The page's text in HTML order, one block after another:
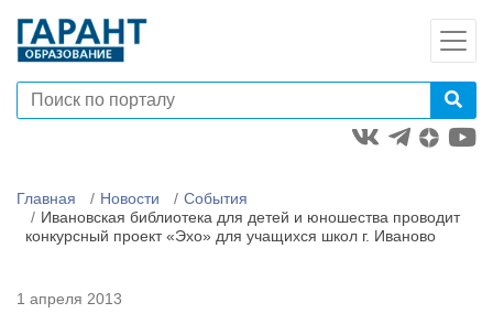
Главная Новости
События
Ивановская библиотека для детей и юношества проводит
конкурсный проект «Эхо» для учащихся школ г. Иваново
1 апреля 2013